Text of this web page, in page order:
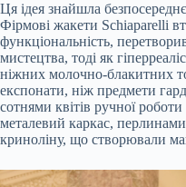
Ця ідея знайшла
Фірмові жакети Schiaparelli
функціональність,
мистецтва, тоді як
ніжних молочно-блакитних
експонати, ніж предмети
сотнями квітів ручної
металевий каркас,
криноліну, що створювали